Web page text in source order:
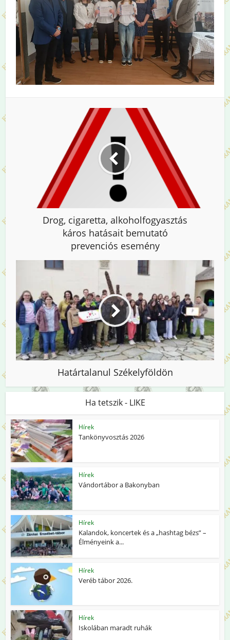
Drog, cigaretta, alkoholfogyasztás
káros hatásait bemutató
prevenciós esemény
Határtalanul Székelyföldön
Ha tetszik - LIKE
Hírek
Tankönyvosztás 2026
Hírek
Vándortábor a Bakonyban
Hírek
Kalandok, koncertek és a „hashtag bézs” –
Élményeink a...
Hírek
Veréb tábor 2026.
Hírek
Iskolában maradt ruhák